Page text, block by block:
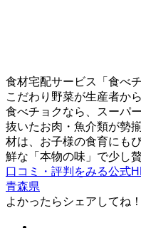
食材宅配サービス「食べチ
こだわり野菜が生産者か
食べチョクなら、スーパ
抜いたお肉・魚介類が勢
材は、お子様の食育にも
鮮な「本物の味」で少し
口コミ・評判をみる公式
青森県
よかったらシェアしてね！